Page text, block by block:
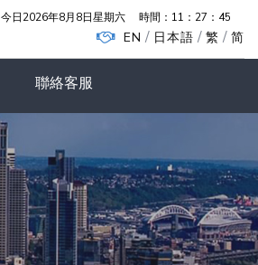
今日2026年8月8日星期六時間： 11：27：46
EN / 日本語 / 繁 / 简
聯絡客服